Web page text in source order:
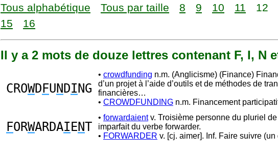
Tous alphabétique Tous par taille 8 9 10 11 12
15
16
Il y a 2 mots de douze lettres contenant F, I, N
CROWD FUN DI NG
• crowdfunding n.m. (Anglicisme) (Finance)
d’un projet à l’aide d’outils et de méthodes de
financières…
• CROWDFUNDING n.m. Financement
FORWARDAI ENT
• forwardaientv. Troisième personne du pluriel de
imparfait du verbe forwarder.
• FORWARDER v. [cj. aimer]. Inf. Faire suivre (un